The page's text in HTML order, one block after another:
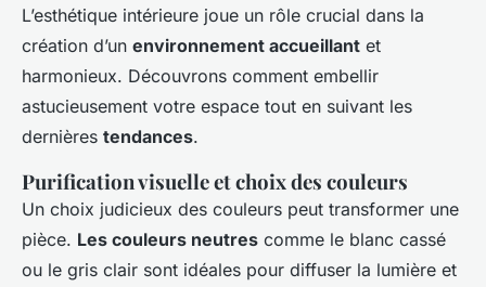
L’esthétique intérieure joue un rôle crucial dans la
création d’un environnement accueillant et
harmonieux. Découvrons comment embellir
astucieusement votre espace tout en suivant les
dernières tendances.
Purification visuelle et choix des couleurs
Un choix judicieux des couleurs peut transformer une
pièce. Les couleurs neutres comme le blanc cassé
ou le gris clair sont idéales pour diffuser la lumière et